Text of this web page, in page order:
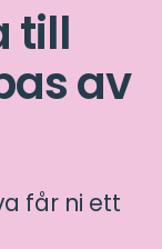
till
av
får ni ett